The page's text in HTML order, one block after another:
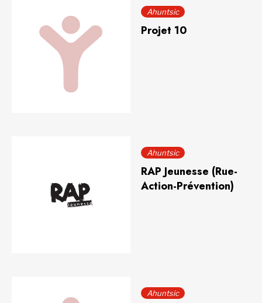
Ahuntsic
Projet 10
Ahuntsic
RAP Jeunesse (Rue-
Action-Prévention)
Ahuntsic